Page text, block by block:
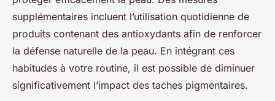
supplémentaires incluent l’utilisation quotidienne de
produits contenant des antioxydants afin de renforcer
la défense naturelle de la peau. En intégrant ces
habitudes à votre routine, il est possible de diminuer
significativement l’impact des taches pigmentaires.